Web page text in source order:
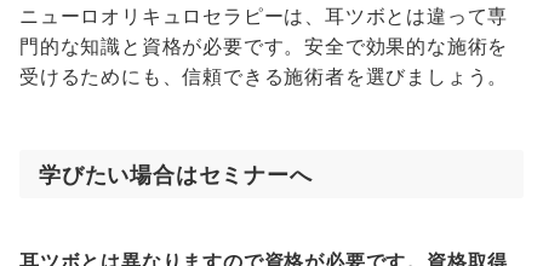
ニューロオリキュロセラピーは、耳ツボとは違って専
門的な知識と資格が必要です。安全で効果的な施術を
受けるためにも、信頼できる施術者を選びましょう。
学びたい場合はセミナーへ
耳ツボとは異なりますので資格が必要です。資格取得